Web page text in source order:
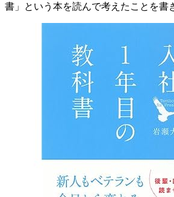
書」という本を読んで考えたことを書